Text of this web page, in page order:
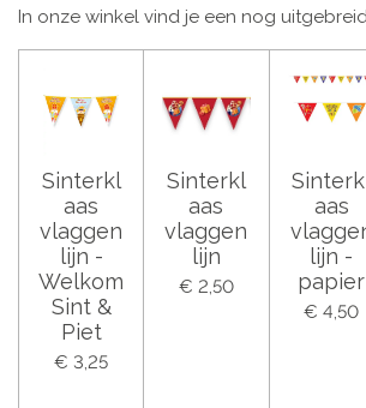
In onze winkel vind je een nog
Sinterkl
aas
vlaggen
lijn -
Welkom
Sint &
Piet
€ 3,25
Sinterkl
aas
vlaggen
lijn
€ 2,50
aas
lijn -
papier
€ 4,50